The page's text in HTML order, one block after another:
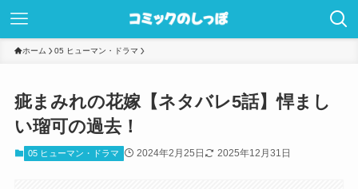
ホーム 05 ヒューマン・ドラマ
疵まみれの花嫁【ネタバレ5話】悍まし
い瑠可の過去！
05 ヒューマン・ドラマ 2024年2月25日 2025年12月31日